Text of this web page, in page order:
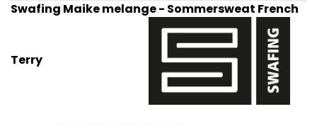
Swafing Maike melange - Sommersweat French
Terry